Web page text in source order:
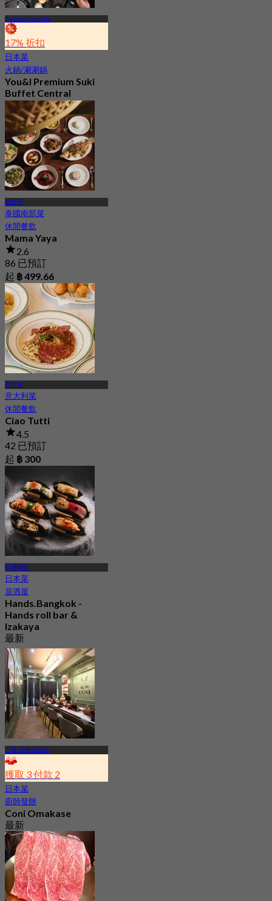
Central Eastville
17% 折扣
日本菜
火鍋/涮涮鍋
You&I Premium Suki
Buffet Central
Eastville
4.7
2.5K 已預訂
起฿ 498
拉普勞
泰國南部菜
休閒餐飲
Mama Yaya
2.6
86 已預訂
起 ฿ 499.66
邦卡皮
意大利菜
休閒餐飲
Ciao Tutti
4.5
42 已預訂
起 ฿ 300
旺通朗区
日本菜
居酒屋
Hands.Bangkok -
Hands roll bar &
Izakaya
最新
5.0
起฿ 888
巴迪·马努探路街
獲取 3 付款 2
日本菜
廚師發辦
Coni Omakase
最新
5.0
起฿ 2,732.66